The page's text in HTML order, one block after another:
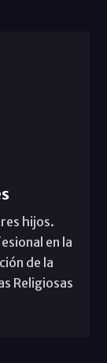
hijos.
en la
de la
Religiosas